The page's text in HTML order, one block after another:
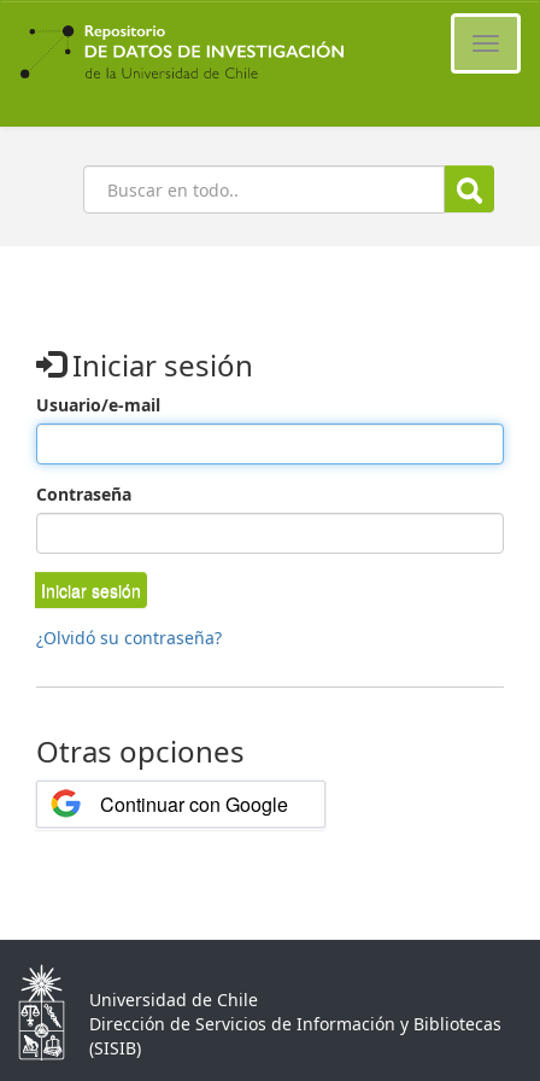
Ir
contenido
principal
Buscar
Iniciar sesión
Usuario/e-mail
Contraseña
Iniciar sesión
¿Olvidó su contraseña?
Otras opciones
Continuar con Google
Universidad de Chile
Dirección de Servicios de Información y Bibliotecas
(SISIB)